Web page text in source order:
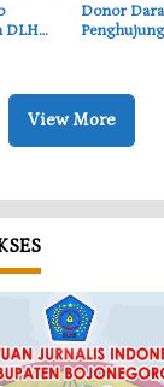
DLH
‎Donor
View More